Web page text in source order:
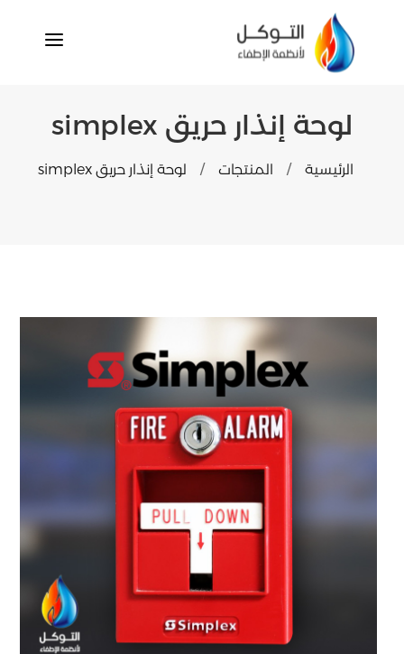
a
الرئيسية / المنتجات / لوحة إنذار حريق simplex
لوحة إنذار حريق simplex